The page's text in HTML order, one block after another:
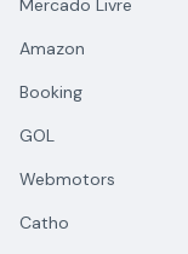
Mercado Livre
Amazon
Booking
GOL
Webmotors
Catho